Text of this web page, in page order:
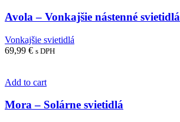
Avola – Vonkajšie nástenné svietidlá
Vonkajšie svietidlá
69,99 € s DPH
Add to cart
Mora – Solárne svietidlá